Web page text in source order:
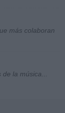
más colaboran
la música...